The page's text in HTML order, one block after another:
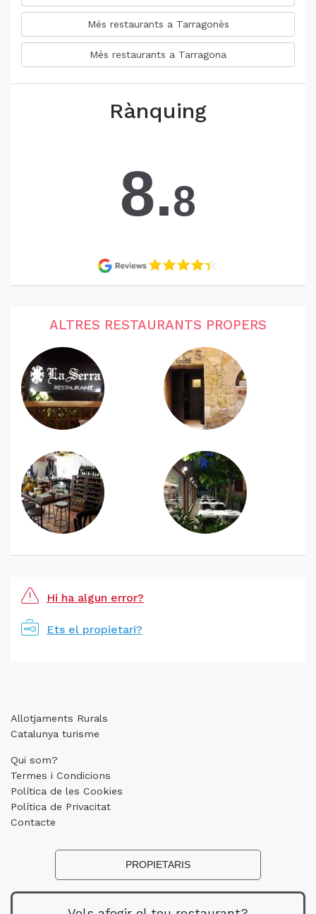
Més restaurants a Tarragonès
Més restaurants a Tarragona
Rànquing
8.8
ALTRES RESTAURANTS PROPERS
Hi ha algun error?
Ets el propietari?
Allotjaments Rurals
Catalunya turisme
Qui som?
Termes i Condicions
Política de les Cookies
Política de Privacitat
Contacte
PROPIETARIS